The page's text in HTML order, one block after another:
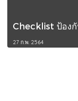
Checklist ป้อง
27 ก.พ. 2564